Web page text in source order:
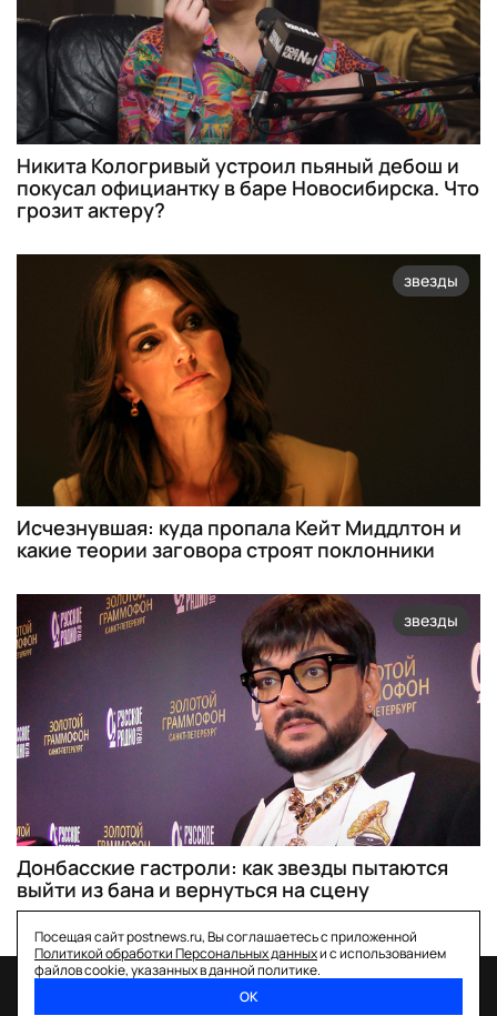
Никита Кологривый устроил пьяный дебош и
покусал официантку в баре Новосибирска. Что
грозит актеру?
звезды
Исчезнувшая: куда пропала Кейт Миддлтон и
какие теории заговора строят поклонники
звезды
Донбасские гастроли: как звезды пытаются
выйти из бана и вернуться на сцену
Посещая сайт postnews.ru, Вы соглашаетесь с приложенной
Политикой обработки Персональных данныхи с использованием
файлов cookie, указанных в данной политике.
ОК